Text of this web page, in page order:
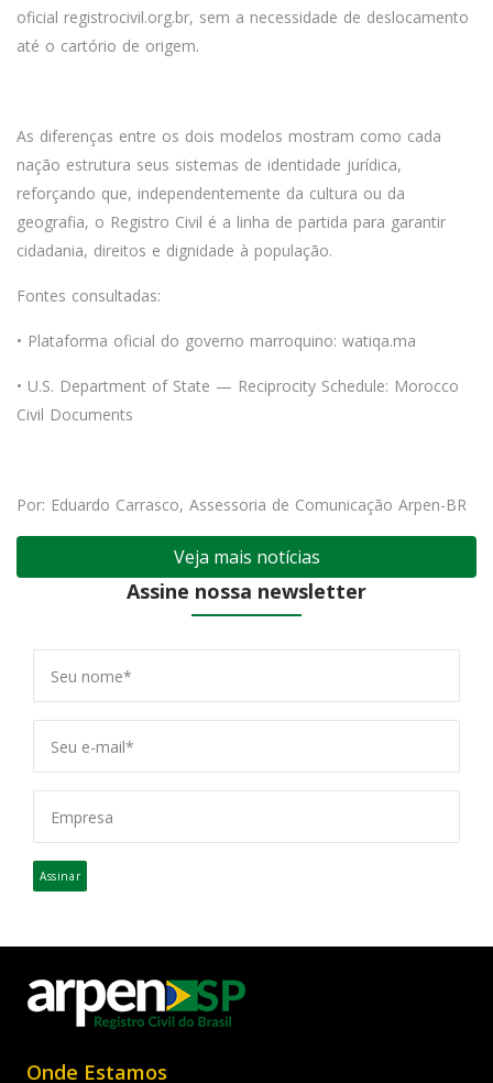
oficial registrocivil.org.br, sem a necessidade de deslocamento
até o cartório de origem.
As diferenças entre os dois modelos mostram como cada
nação estrutura seus sistemas de identidade jurídica,
reforçando que, independentemente da cultura ou da
geografia, o Registro Civil é a linha de partida para garantir
cidadania, direitos e dignidade à população.
Fontes consultadas:
• Plataforma oficial do governo marroquino: watiqa.ma
• U.S. Department of State — Reciprocity Schedule: Morocco
Civil Documents
Por: Eduardo Carrasco, Assessoria de Comunicação Arpen-BR
Veja mais notícias
Assine nossa newsletter
Assinar
Onde Estamos